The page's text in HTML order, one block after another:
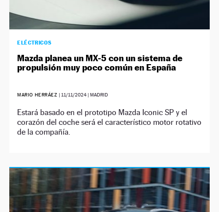
ELÉCTRICOS
Mazda planea un MX-5 con un sistema de
propulsión muy poco común en España
MARIO HERRÁEZ | 11/11/2024| MADRID
Estará basado en el prototipo Mazda Iconic SP y el
corazón del coche será el característico motor rotativo
de la compañía.